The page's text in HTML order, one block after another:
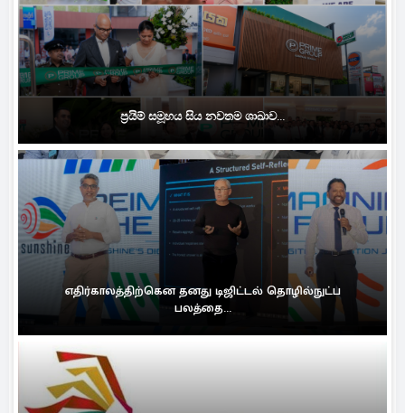
ප්‍රයිම් සමූහය සිය නවතම ශාඛාව...
எதிர்காலத்திற்கென தனது டிஜிட்டல் தொழில்நுட்ப
பலத்தை...